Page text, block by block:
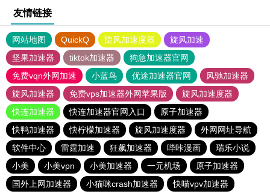
友情链接
网站地图 QuickQ 旋风加速度器
旋风加速
坚果加速器
tiktok加速器
狗急加速器官网
免费vqn外网加速
小蓝鸟 优途加速器官网
风驰加速器
旋风加速器
免费vps加速器外网苹果版
旋风加速度器
快连加速器
快连加速器官网入口
原子加速器
快鸭加速器
快柠檬加速器 旋风加速度器
外网网址导航
软件中心
雷霆加速 狂飙加速器 哔咔漫画
瑞乐小说
小美
小美vpn 小美加速器 一元机场
原子加速器
国外上网加速器
小猫咪crash加速器
快喵vpv加速器